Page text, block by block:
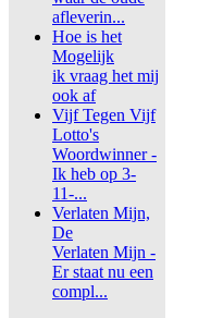
afleverin...
Hoe is het
Mogelijk
ik vraag het mij
ook af
Vijf Tegen Vijf
Lotto's
Woordwinner -
Ik heb op 3-
11-...
Verlaten Mijn,
De
Verlaten Mijn -
Er staat nu een
compl...